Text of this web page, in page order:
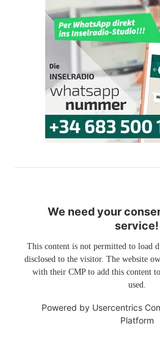
We need your
service!
This content is not permitted to load
disclosed to the visitor. The website
with their CMP to add this content
used.
Powered by Usercentrics
Platform